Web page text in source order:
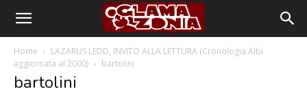
Home
LAZARUS LEDD, INVITO ALLA LETTURA (Cronologia Albi
aggiornata al 2000)
bartolini
bartolini